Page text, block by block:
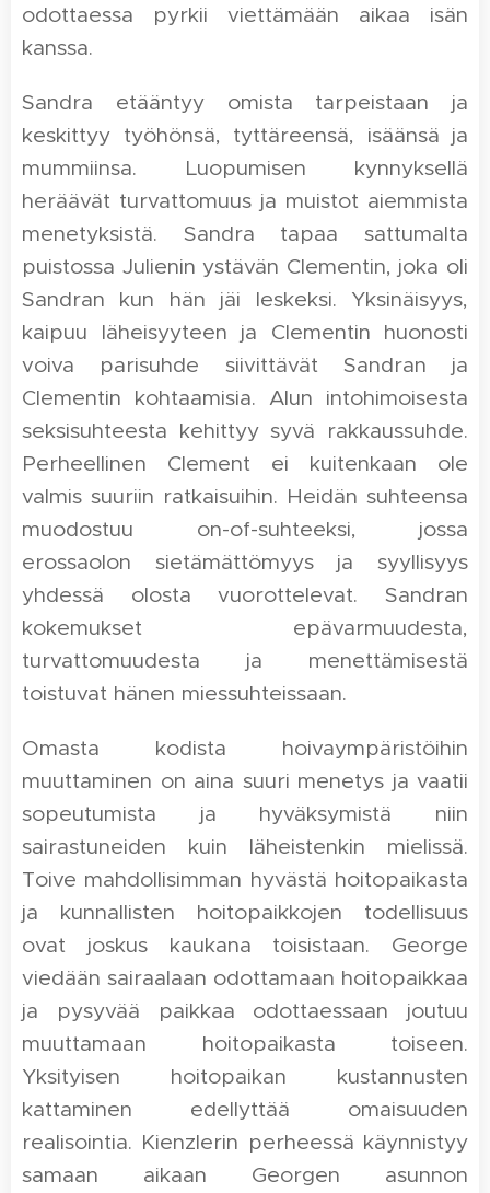
odottaessa pyrkii viettämään aikaa isän
kanssa.
Sandra etääntyy omista tarpeistaan ja
keskittyy työhönsä, tyttäreensä, isäänsä ja
mummiinsa. Luopumisen kynnyksellä
heräävät turvattomuus ja muistot aiemmista
menetyksistä. Sandra tapaa sattumalta
puistossa Julienin ystävän Clementin, joka oli
Sandran kun hän jäi leskeksi. Yksinäisyys,
kaipuu läheisyyteen ja Clementin huonosti
voiva parisuhde siivittävät Sandran ja
Clementin kohtaamisia. Alun intohimoisesta
seksisuhteesta kehittyy syvä rakkaussuhde.
Perheellinen Clement ei kuitenkaan ole
valmis suuriin ratkaisuihin. Heidän suhteensa
muodostuu on-of-suhteeksi, jossa
erossaolon sietämättömyys ja syyllisyys
yhdessä olosta vuorottelevat. Sandran
kokemukset epävarmuudesta,
turvattomuudesta ja menettämisestä
toistuvat hänen miessuhteissaan.
Omasta kodista hoivaympäristöihin
muuttaminen on aina suuri menetys ja vaatii
sopeutumista ja hyväksymistä niin
sairastuneiden kuin läheistenkin mielissä.
Toive mahdollisimman hyvästä hoitopaikasta
ja kunnallisten hoitopaikkojen todellisuus
ovat joskus kaukana toisistaan. George
viedään sairaalaan odottamaan hoitopaikkaa
ja pysyvää paikkaa odottaessaan joutuu
muuttamaan hoitopaikasta toiseen.
Yksityisen hoitopaikan kustannusten
kattaminen edellyttää omaisuuden
realisointia. Kienzlerin perheessä käynnistyy
samaan aikaan Georgen asunnon